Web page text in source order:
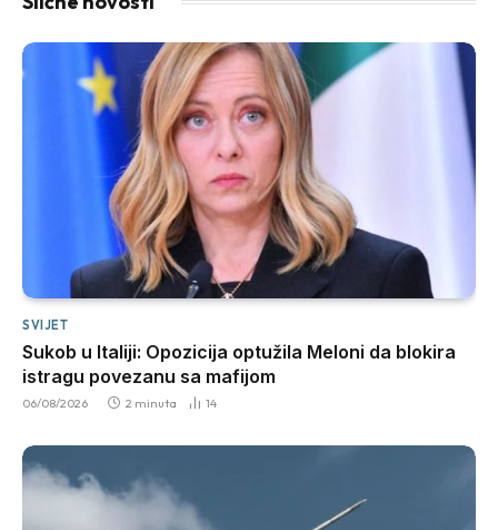
SVIJET
Sukob u Italiji: Opozicija optužila Meloni da blokira
istragu povezanu sa mafijom
06/08/2026 2 minuta 14